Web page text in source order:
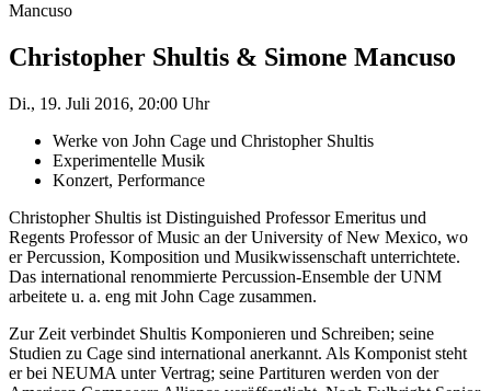
Mancuso
Christopher Shultis & Simone Mancuso
Di., 19. Juli 2016, 20:00 Uhr
Werke von John Cage und Christopher Shultis
Experimentelle Musik
Konzert, Performance
Christopher Shultis ist Distinguished Professor Emeritus und
Regents Professor of Music an der University of New Mexico, wo
er Percussion, Komposition und Musikwissenschaft unterrichtete.
Das international renommierte Percussion-Ensemble der UNM
arbeitete u. a. eng mit John Cage zusammen.
Zur Zeit verbindet Shultis Komponieren und Schreiben; seine
Studien zu Cage sind international anerkannt. Als Komponist steht
er bei NEUMA unter Vertrag; seine Partituren werden von der